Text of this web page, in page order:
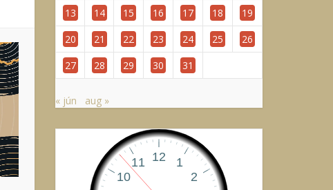
13
14 15 16 17 18
19
20
21 22 23 24 25
26
27
28 29 30 31
« jún aug »